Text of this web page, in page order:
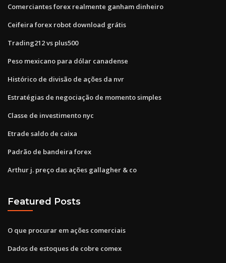
Comerciantes forex realmente ganham dinheiro
Ceifeira forex robot download grátis
Trading212 vs plus500
Peso mexicano para dólar canadense
Histórico de divisão de ações da nvr
Estratégias de negociação de momento simples
Classe de investimento nyc
Etrade saldo de caixa
Padrão de bandeira forex
Arthur j. preço das ações gallagher & co
Featured Posts
O que procurar em ações comerciais
Dados de estoques de cobre comex